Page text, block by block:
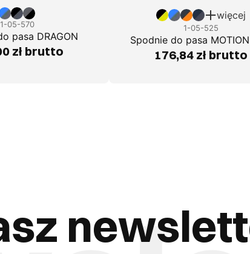
1-05-570
pasa DRAGON
zł brutto
więcej
1-05-525
Spodnie do pasa
176,84 zł brutto